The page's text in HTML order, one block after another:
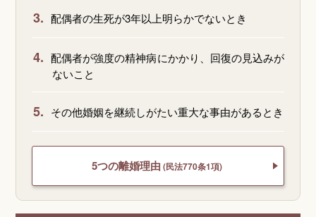
3. 配偶者の生死が3年以上明らかでないとき
4. 配偶者が強度の精神病にかかり、回復の見込みが
ないこと
5. その他婚姻を継続しがたい重大な事由があるとき
5つの離婚理由 (民法770条1項)